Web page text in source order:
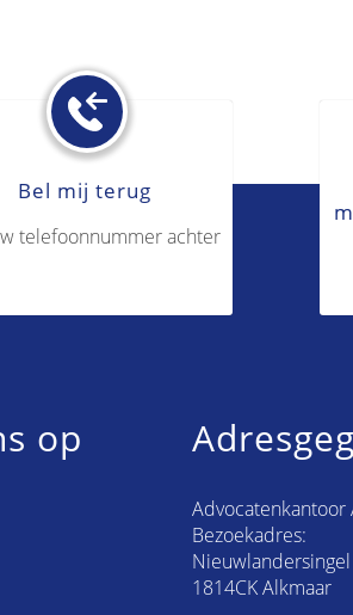
Bel mij terug
telefoonnummer achter
op
Bezoekadres:
1814CK Alkmaar